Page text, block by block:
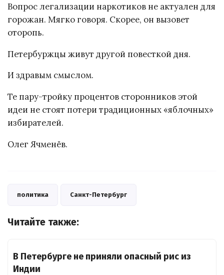
Вопрос легализации наркотиков не актуален для
горожан. Мягко говоря. Скорее, он вызовет
оторопь.
Петербуржцы живут другой повесткой дня.
И здравым смыслом.
Те пару-тройку процентов сторонников этой
идеи не стоят потери традиционных «яблочных»
избирателей.
Олег Ячменёв.
политика Санкт-Петербург
Читайте также:
В Петербурге не приняли опасный рис из
Индии